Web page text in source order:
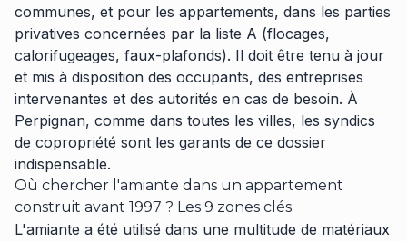
communes, et pour les appartements, dans les parties
privatives concernées par la liste A (flocages,
calorifugeages, faux-plafonds). Il doit être tenu à jour
et mis à disposition des occupants, des entreprises
intervenantes et des autorités en cas de besoin. À
Perpignan, comme dans toutes les villes, les syndics
de copropriété sont les garants de ce dossier
indispensable.
Où chercher l'amiante dans un appartement
construit avant 1997 ? Les 9 zones clés
L'amiante a été utilisé dans une multitude de matériaux